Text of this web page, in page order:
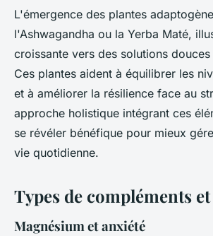
L'émergence des plantes
l'Ashwagandha ou la Yerba Maté,
croissante vers des solutions douces
Ces plantes aident à équilibrer les
et à améliorer la résilience face au
approche holistique intégrant ces
se révéler bénéfique pour mieux
vie quotidienne.
Types de compléments
Magnésium et anxiété